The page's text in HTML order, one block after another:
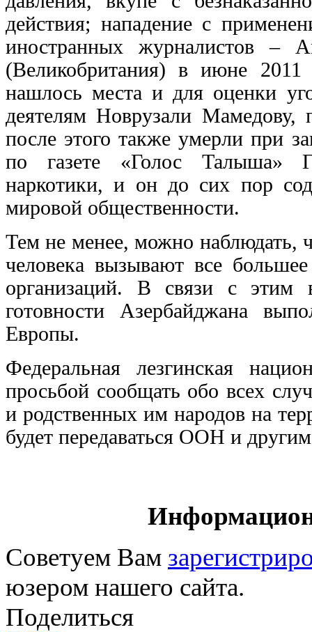
действия; нападение с
иностранных журналистов
(Великобритания) в июне
нашлось места и для оценки
деятелям Новрузали
после этого также умерли при
по газете «Голос Талыша»
наркотики, и он до сих пор
мировой общественности.
Тем не менее, можно наблюдать,
человека вызывают все
организаций. В связи с этим
готовности Азербайджана
Европы.
Федеральная лезгинская
просьбой сообщать обо всех
и родственных им народов на
будет передаваться ООН и
Советуем Вам
юзером нашего сайта.
Поделиться